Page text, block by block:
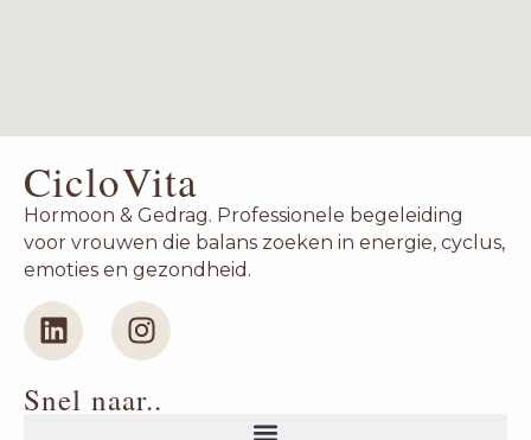
CicloVita
Hormoon & Gedrag. Professionele begeleiding
voor vrouwen die balans zoeken in energie, cyclus,
emoties en gezondheid.
Snel naar..